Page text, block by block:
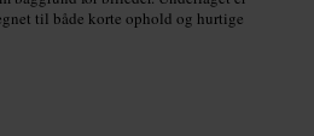
til både korte ophold og hurtige